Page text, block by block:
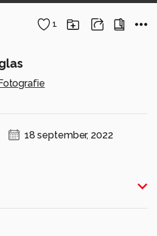
1
18 september, 2022